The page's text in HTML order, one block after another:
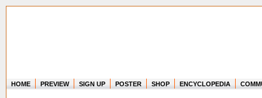
HOME PREVIEW SIGN UP POSTER SHOP ENCYCLOPEDIA